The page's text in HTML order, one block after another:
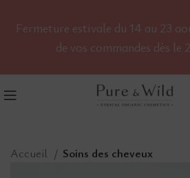
Accueil Soins des cheveux
Fermeture estivale du 14 au 23
de vos commandes dès le